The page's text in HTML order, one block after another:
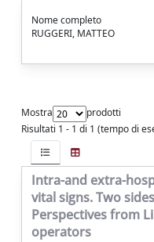
Nome completo
RUGGERI, MATTEO
Mostra
prodotti
Risultati 1 - 1 di 1 (tempo di
Intra-and extra-
vital signs. Two
Perspectives from
operators